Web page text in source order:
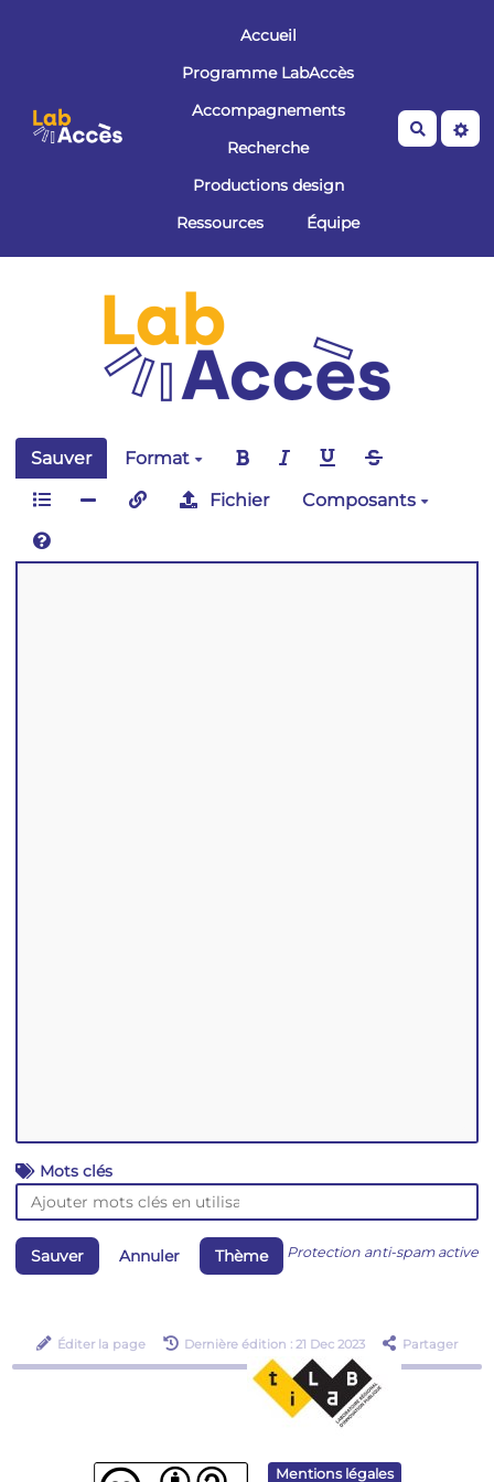
Accueil
Programme LabAccès
Accompagnements
Recherche
Productions design
Ressources
Équipe
Sauver
Format
Fichier
Composants
Mots clés
Sauver Annuler Thème Protection anti-spam active
Éditer la page Dernière édition : 21 Dec 2023 Partager
Mentions légales